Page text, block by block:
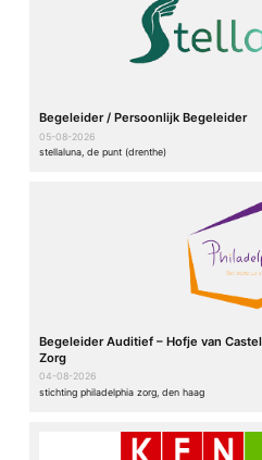
Begeleider / Persoonlijk Begeleider
05-08-2026
stellaluna, de punt (drenthe)
Begeleider Auditief – Hofje van
Zorg
04-08-2026
stichting philadelphia zorg, den haag